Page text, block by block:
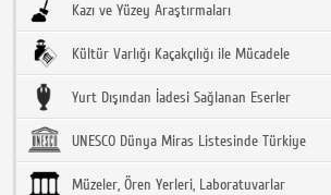
Kazı ve Yüzey Araştırmaları
Kültür Varlığı Kaçakçılığı ile Mücadele
Yurt Dışından İadesi Sağlanan Eserler
UNESCO Dünya Miras Listesinde Türkiye
Müzeler, Ören Yerleri, Laboratuvarlar